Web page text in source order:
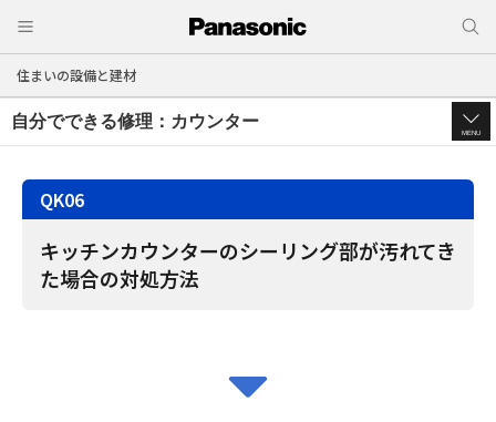
住まいの設備と建材
自分でできる修理：カウンター
MENU
K06
キッチンカウンターのシーリング部が汚れてき
た場合の対処方法